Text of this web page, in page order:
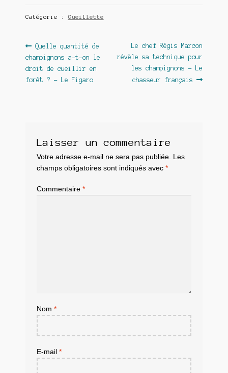
Catégorie : Cueillette
Navigation
de
l’article
Article
précédent :
Quelle quantité de
champignons a-t-on le
droit de cueillir en
forêt ? – Le Figaro
Article
suivant :
Le chef Régis Marcon
révèle sa technique pour
les champignons – Le
chasseur français
Laisser un commentaire
Votre adresse e-mail ne sera pas publiée.
Les
champs obligatoires sont indiqués avec *
Commentaire *
Nom *
E-mail *